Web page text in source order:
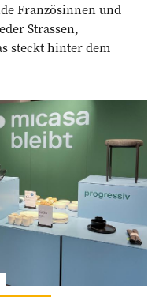
Französinnen und
Strassen,
steckt hinter dem